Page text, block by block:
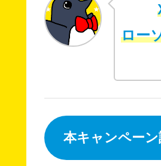
ロー
本キャンペーン